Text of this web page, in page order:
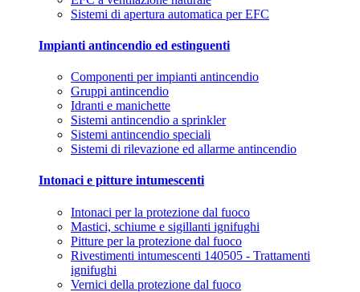
Sistemi di apertura automatica per EFC
Impianti antincendio ed estinguenti
Componenti per impianti antincendio
Gruppi antincendio
Idranti e manichette
Sistemi antincendio a sprinkler
Sistemi antincendio speciali
Sistemi di rilevazione ed allarme antincendio
Intonaci e pitture intumescenti
Intonaci per la protezione dal fuoco
Mastici, schiume e sigillanti ignifughi
Pitture per la protezione dal fuoco
Rivestimenti intumescenti 140505 - Trattamenti
ignifughi
Vernici della protezione dal fuoco